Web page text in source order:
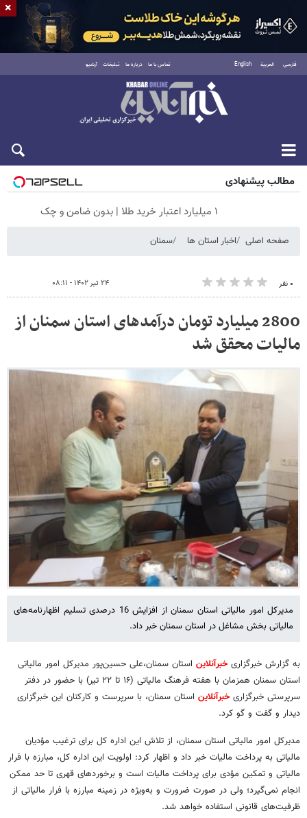
فارسی العربية English تماس با ما درباره ما تبلیغات آرشیو
شنبه ۱۷ مرداد ۱۴۰۵
مطالب پیشنهادی
۱ میلیارد اعتبار خرید طلا | بدون ضامن و چک
صفحه اصلی اخبار استان ها سمنان
۰ نفر ۲۴ تیر ۱۴۰۲ - ۰۸:۱۱
2800 میلیارد تومان درآمدهای استان سمنان از
مالیات محقق شد
مدیرکل امور مالیاتی استان سمنان از افزایش 16 درصدی تسلیم اظهارنامه‌های
مالیاتی بخش مشاغل در استان سمنان خبر داد.
به گزارش خبرگزاریخبرآنلاین استان سمنان،علی حسین‌پور مدیرکل امور مالیاتی
استان سمنان همزمان با هفته فرهنگ مالیاتی (۱۶ تا ۲۲ تیر) با حضور در دفتر
سرپرستی خبرگزاریخبرآنلاین استان سمنان، با سرپرست و کارکنان این خبرگزاری
دیدار و گفت و گو کرد.
مدیرکل امور مالیاتی استان سمنان، از تلاش این اداره کل برای ترغیب مؤدیان
مالیاتی به پرداخت مالیات خبر داد و اظهار کرد: اولویت این اداره کل، مبارزه با فرار
مالیاتی و تمکین مؤدی برای پرداخت مالیات است و برخوردهای قهری تا حد ممکن
انجام نمی‌گیرد؛ ولی در صورت ضرورت و به‌ویژه در زمینه مبارزه با فرار مالیاتی از
ظرفیت‌های قانونی استفاده خواهد شد.
×